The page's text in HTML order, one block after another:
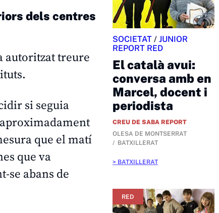
dels centres
autoritzat treure
si seguia
aproximadament
que el matí
que va
se abans de
SOCIETAT / JUNIOR
REPORT RED
El català avui:
conversa amb en
Marcel, docent i
periodista
CREU DE SABA REPORT
OLESA DE MONTSERRAT
BATXILLERAT
BATXILLERAT
RED